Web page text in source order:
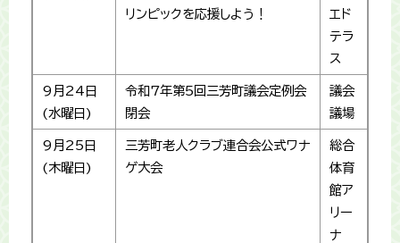
リンピックを応援しよう！
エド
テラ
ス
9月24日
(水曜日)
令和7年第5回三芳町議会定例会
閉会
議会
議場
9月25日
(木曜日)
三芳町老人クラブ連合会公式ワナ
ゲ大会
総合
体育
館ア
リー
ナ